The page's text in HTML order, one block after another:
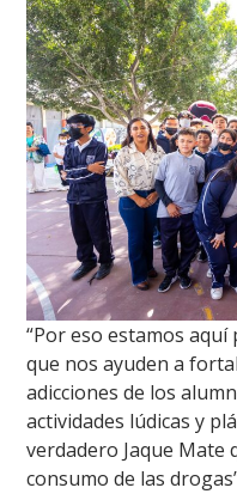
“Por eso estamos
que nos ayuden a
adicciones de los
actividades lúdicas y
verdadero Jaque Mate
consumo de las